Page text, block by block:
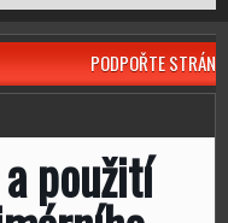
PODPOŘTE
použití